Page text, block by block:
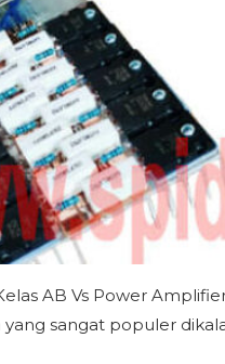
AB Vs Power
sangat populer